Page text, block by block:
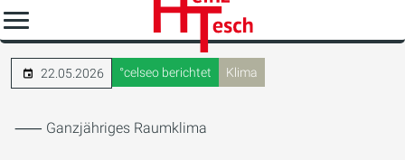
22.05.2026 °celseo berichtet Klima
⸺ Ganzjähriges Raumklima